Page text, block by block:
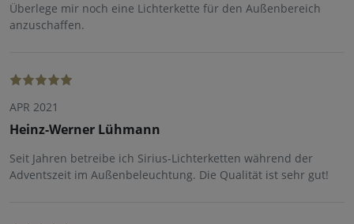
Überlege mir noch eine Lichterkette für den Außenbereich
anzuschaffen.
APR 2021
Heinz-Werner Lühmann
Seit Jahren betreibe ich Sirius-Lichterketten während der
Adventszeit im Außenbeleuchtung. Die Qualität ist sehr gut!